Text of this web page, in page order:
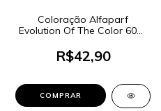
Coloração Alfaparf
Evolution Of The Color 60ml
Cinza
R$42,90